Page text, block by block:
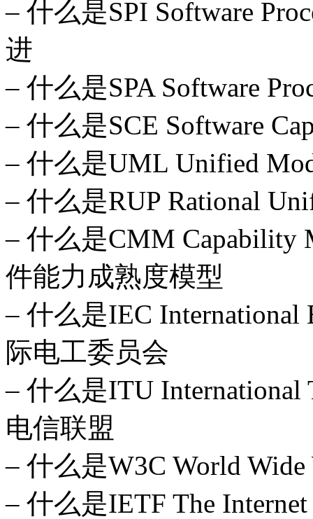
– 什么是SPI Software
进
– 什么是SPA Software
– 什么是SCE Software
– 什么是UML Unified
– 什么是RUP Rational
– 什么是CMM Capability
件能力成熟度模型
– 什么是IEC International
际电工委员会
– 什么是ITU International
电信联盟
– 什么是W3C World
– 什么是IETF The